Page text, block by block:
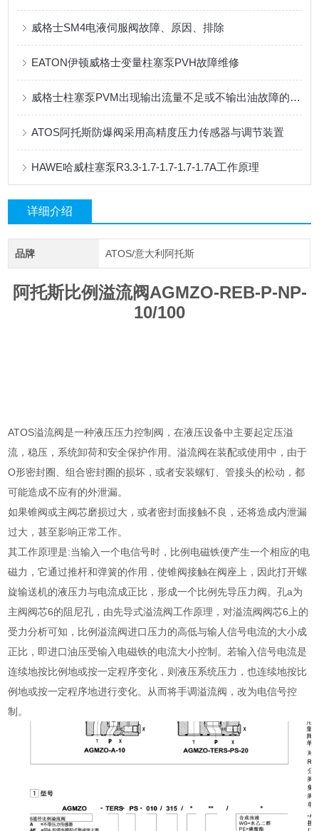
威格士SM4电液伺服阀故障、原因、排除
EATON伊顿威格士变量柱塞泵PVH故障维修
威格士柱塞泵PVM出现输出流量不足或不输出油故障的解决方法
ATOS阿托斯防爆阀采用高精度压力传感器与调节装置
HAWE哈威柱塞泵R3.3-1.7-1.7-1.7-1.7A工作原理
详细介绍
品牌 ATOS/意大利阿托斯
阿托斯比例溢流阀AGMZO-REB-P-NP-
10/100
ATOS溢流阀是一种液压压力控制阀，在液压设备中主要起定压溢
流，稳压，系统卸荷和安全保护作用。溢流阀在装配或使用中，由于
O形密封圈、组合密封圈的损坏，或者安装螺钉、管接头的松动，都
可能造成不应有的外泄漏。
如果锥阀或主阀芯磨损过大，或者密封面接触不良，还将造成内泄漏
过大，甚至影响正常工作。
其工作原理是:当输入一个电信号时，比例电磁铁便产生一个相应的电
磁力，它通过推杆和弹簧的作用，使锥阀接触在阀座上，因此打开螺
旋输送机的液压力与电流成正比，形成一个比例先导压力阀。孔a为
主阀阀芯6的阻尼孔，由先导式溢流阀工作原理，对溢流阀阀芯6上的
受力分析可知，比例溢流阀进口压力的高低与输人信号电流的大小成
正比，即进口油压受输入电磁铁的电流大小控制。若输入信号电流是
连续地按比例地或按一定程序变化，则液压系统压力，也连续地按比
例地或按一定程序地进行变化。从而将手调溢流阀，改为电信号控
制。